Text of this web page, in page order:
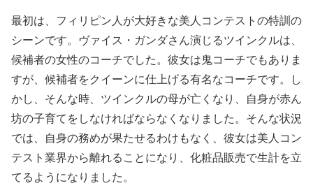
最初は、フィリピン人が大好きな美人コンテストの特訓の
シーンです。ヴァイス・ガンダさん演じるツインクルは、
候補者の女性のコーチでした。彼女は鬼コーチでもありま
すが、候補者をクイーンに仕上げる有名なコーチです。し
かし、そんな時、ツインクルの母が亡くなり、自身が赤ん
坊の子育てをしなければならなくなりました。そんな状況
では、自身の務めが果たせるわけもなく、彼女は美人コン
テスト業界から離れることになり、化粧品販売で生計を立
てるようになりました。